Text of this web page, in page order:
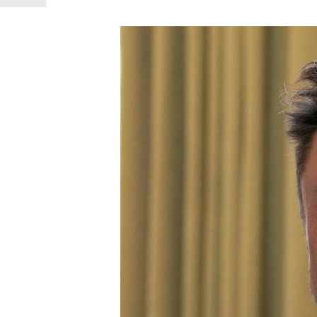
「90%は失敗する。でも…」本田圭佑が初